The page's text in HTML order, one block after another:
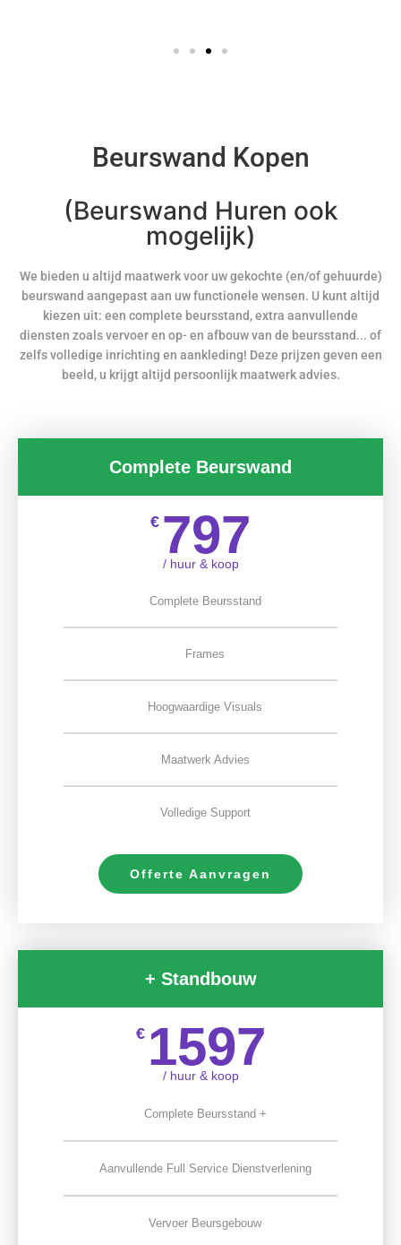
Beurswand Kopen
(Beurswand Huren ook
mogelijk)
We bieden u altijd maatwerk voor uw gekochte (en/of gehuurde)
beurswand aangepast aan uw functionele wensen. U kunt altijd
kiezen uit: een complete beursstand, extra aanvullende
diensten zoals vervoer en op- en afbouw van de beursstand... of
zelfs volledige inrichting en aankleding! Deze prijzen geven een
beeld, u krijgt altijd persoonlijk maatwerk advies.
Complete Beurswand
€ 797
/ huur & koop
Complete Beursstand
Frames
Hoogwaardige Visuals
Maatwerk Advies
Volledige Support
Offerte Aanvragen
+ Standbouw
€ 1597
/ huur & koop
Complete Beursstand +
Aanvullende Full Service Dienstverlening
Vervoer Beursgebouw